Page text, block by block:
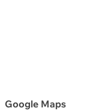
Google Maps